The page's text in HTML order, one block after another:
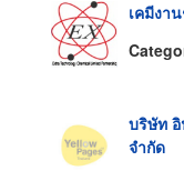
เคมีงา
บริษัท
จำกัด